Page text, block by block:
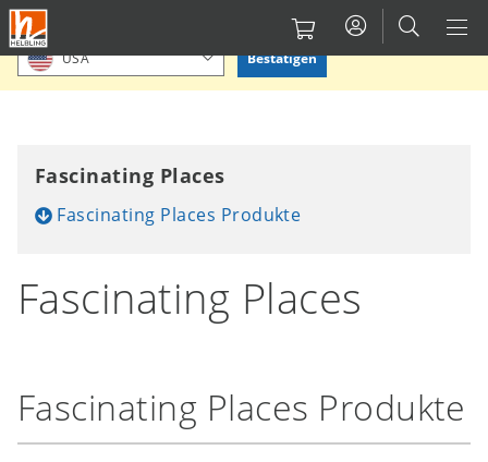
Direkt
zum
Inhalt
Bitte Standort bestätigen oder einen anderen auswählen.
USA Bestätigen
Fascinating Places
Fascinating Places Produkte
Fascinating Places
Fascinating Places Produkte